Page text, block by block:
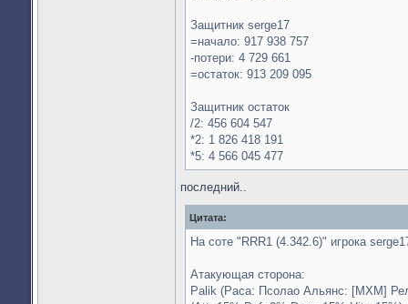
Защитник serge17
=начало: 917 938 757
-потери: 4 729 661
=остаток: 913 209 095
Защитник остаток
/2: 456 604 547
*2: 1 826 418 191
*5: 4 566 045 477
последний..
Цитата:
На соте "RRR1 (4.342.6)" игрока
Атакующая сторона:
Palik (Раса: Псолао Альянс: [MXM]